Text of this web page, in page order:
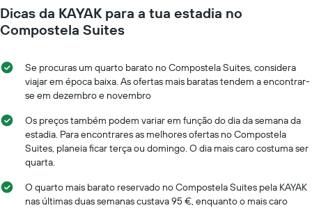
um
quarto
numa
data
da
estadia
gráfico
apresenta
de
dias
antes
da
estadia
numa
abcissa
Dicas da KAYAK para a tua estadia no
Compostela Suites
Se procuras um quarto barato no Compostela Suites, considera
viajar em época baixa. As ofertas mais baratas tendem a encontrar-
se em dezembro e novembro
Os preços também podem variar em função do dia da semana da
estadia. Para encontrares as melhores ofertas no Compostela
Suites, planeia ficar terça ou domingo. O dia mais caro costuma ser
quarta.
O quarto mais barato reservado no Compostela Suites pela KAYAK
nas últimas duas semanas custava 95 €, enquanto o mais caro